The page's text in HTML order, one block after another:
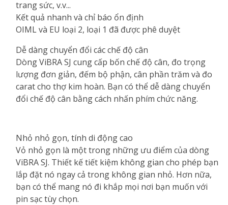
trang sức, v.v...
Kết quả nhanh và chỉ báo ổn định
OIML và EU loại 2, loại 1 đã được phê duyệt
Dễ dàng chuyển đổi các chế độ cân
Dòng ViBRA SJ cung cấp bốn chế độ cân, đo trọng
lượng đơn giản, đếm bộ phận, cân phần trăm và đo
carat cho thợ kim hoàn. Bạn có thể dễ dàng chuyển
đổi chế độ cân bằng cách nhấn phím chức năng.
Nhỏ nhỏ gọn, tính di động cao
Vỏ nhỏ gọn là một trong những ưu điểm của dòng
ViBRA SJ. Thiết kế tiết kiệm không gian cho phép bạn
lắp đặt nó ngay cả trong không gian nhỏ. Hơn nữa,
bạn có thể mang nó đi khắp mọi nơi bạn muốn với
pin sạc tùy chọn.